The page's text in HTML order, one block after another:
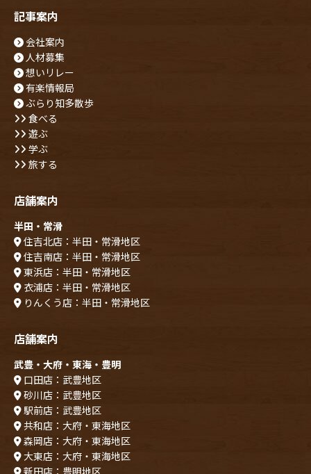
記事案内
会社案内
人材募集
想いリレー
有楽情報局
ぶらり知多散歩
食べる
遊ぶ
学ぶ
旅する
店舗案内
半田・常滑
住吉北店：半田・常滑地区
住吉南店：半田・常滑地区
東浜店：半田・常滑地区
衣浦店：半田・常滑地区
りんくう店：半田・常滑地区
店舗案内
武豊・大府・東海・豊明
口田店：武豊地区
砂川店：武豊地区
駅前店：武豊地区
共和店：大府・東海地区
森岡店：大府・東海地区
大東店：大府・東海地区
新田店：豊明地区